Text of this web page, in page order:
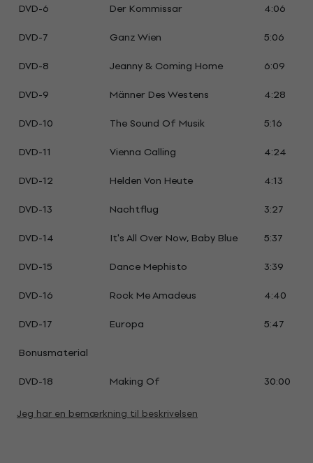
DVD-6
Der Kommissar
4:06
DVD-7
Ganz Wien
5:06
DVD-8
Jeanny & Coming Home
6:09
DVD-9
Männer Des Westens
4:28
DVD-10
The Sound Of Musik
5:16
DVD-11
Vienna Calling
4:24
DVD-12
Helden Von Heute
4:13
DVD-13
Nachtflug
3:27
DVD-14
It's All Over Now, Baby Blue
5:37
DVD-15
Dance Mephisto
3:39
DVD-16
Rock Me Amadeus
4:40
DVD-17
Europa
5:47
Bonusmaterial
DVD-18
Making Of 30:00
Jeg har en bemærkning til beskrivelsen